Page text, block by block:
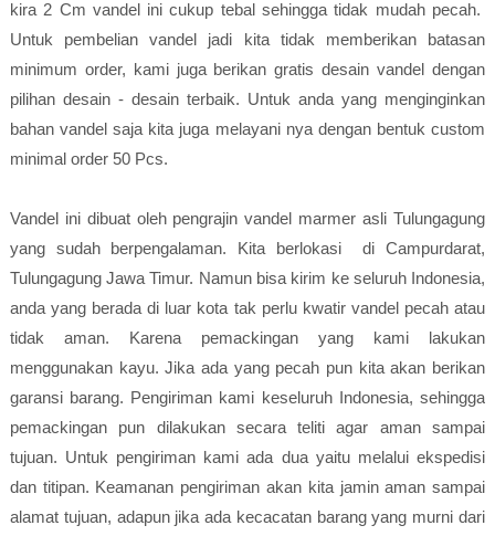
kira 2 Cm vandel ini cukup tebal sehingga tidak mudah pecah.
Untuk pembelian vandel jadi kita tidak memberikan batasan
minimum order, kami juga berikan gratis desain vandel dengan
pilihan desain - desain terbaik. Untuk anda yang menginginkan
bahan vandel saja kita juga melayani nya dengan bentuk custom
minimal order 50 Pcs.
Vandel ini dibuat oleh pengrajin vandel marmer asli Tulungagung
yang sudah berpengalaman. Kita berlokasi di Campurdarat,
Tulungagung Jawa Timur. Namun bisa kirim ke seluruh Indonesia,
anda yang berada di luar kota tak perlu kwatir vandel pecah atau
tidak aman. Karena pemackingan yang kami lakukan
menggunakan kayu. Jika ada yang pecah pun kita akan berikan
garansi barang. Pengiriman kami keseluruh Indonesia, sehingga
pemackingan pun dilakukan secara teliti agar aman sampai
tujuan. Untuk pengiriman kami ada dua yaitu melalui ekspedisi
dan titipan. Keamanan pengiriman akan kita jamin aman sampai
alamat tujuan, adapun jika ada kecacatan barang yang murni dari